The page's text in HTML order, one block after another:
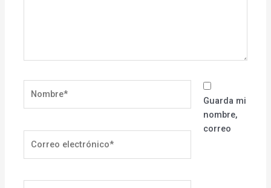
electrónico*
Guarda mi
nombre,
correo